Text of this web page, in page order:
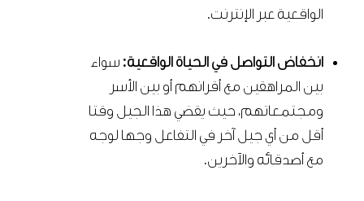
الواقعية عبر الإنترنت.
انخفاض التواصل في الحياة الواقعية: سواء
بين المراهقين مع أقرانهم أو بين الأسر
ومجتمعاتهم، حيث يقضي هذا الجيل وقتا
أقل من أي جيل آخر في التفاعل وجها لوجه
مع أصدقائه والآخرين.